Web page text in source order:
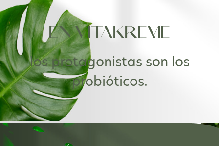
EN VITAKREME
los protagonistas son los
probióticos.